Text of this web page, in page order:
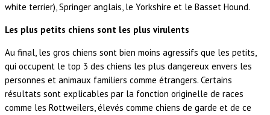
white terrier), Springer anglais, le Yorkshire et le Basset Hound.
Les plus petits chiens sont les plus virulents
Au final, les gros chiens sont bien moins agressifs que les petits,
qui occupent le top 3 des chiens les plus dangereux envers les
personnes et animaux familiers comme étrangers. Certains
résultats sont explicables par la fonction originelle de races
comme les Rottweilers, élevés comme chiens de garde et de ce